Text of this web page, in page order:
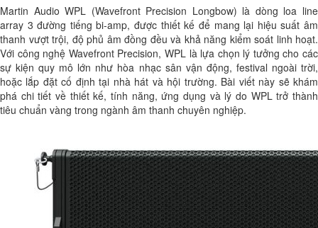
Martin Audio WPL (Wavefront Precision Longbow) là dòng loa line
array 3 đường tiếng bi-amp, được thiết kế để mang lại hiệu suất âm
thanh vượt trội, độ phủ âm đồng đều và khả năng kiểm soát linh hoạt.
Với công nghệ Wavefront Precision, WPL là lựa chọn lý tưởng cho các
sự kiện quy mô lớn như hòa nhạc sân vận động, festival ngoài trời,
hoặc lắp đặt cố định tại nhà hát và hội trường. Bài viết này sẽ khám
phá chi tiết về thiết kế, tính năng, ứng dụng và lý do WPL trở thành
tiêu chuẩn vàng trong ngành âm thanh chuyên nghiệp.